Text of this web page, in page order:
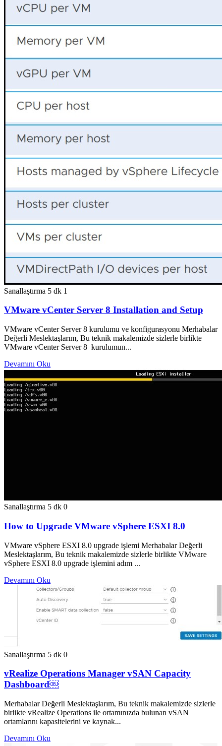
Sanallaştırma 5 dk 1
VMware vCenter Server 8 Installation and Setup
VMware vCenter Server 8 kurulumu ve konfigurasyonu Merhabalar
Değerli Meslektaşlarım, Bu teknik makalemizde sizlerle birlikte
VMware vCenter Server 8 kurulumun...
Devamını Oku
Sanallaştırma 5 dk 0
How to Upgrade VMware vSphere ESXI 8.0
VMware vSphere ESXI 8.0 upgrade işlemi Merhabalar Değerli
Meslektaşlarım, Bu teknik makalemizde sizlerle birlikte VMware
vSphere ESXI 8.0 upgrade işlemini adım ...
Devamını Oku
Sanallaştırma 5 dk 0
vRealize Operations Manager vSAN Capacity
Dashboard￼
Merhabalar Değerli Meslektaşlarım, Bu teknik makalemizde sizlerle
birlikte vRealize Operations ile ortamınızda bulunan vSAN
ortamlarını kapasitelerini ve kaynak...
Devamını Oku